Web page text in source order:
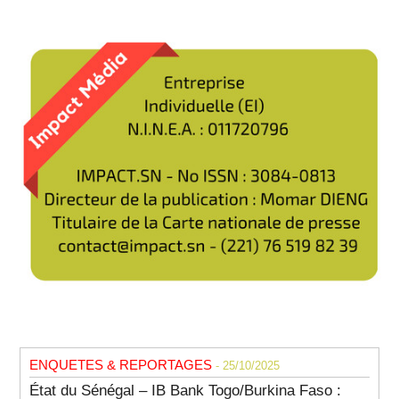
ENQUETES & REPORTAGES - 25/10/2025
État du Sénégal – IB Bank Togo/Burkina Faso :